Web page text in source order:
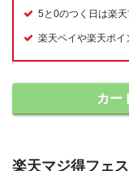
5と0のつく日は楽
楽天ペイや楽天ポイ
カー
楽天マジ得フェ